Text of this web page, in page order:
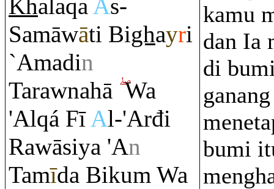
KhalaqaAs-
Samāwāti Bighayri
`Amadin
Tarawnahā Wa
'Alqá FīAl-'Arđi
Rawāsiya 'An
Tamīda Bikum Wa
kamu
dan Ia
di
bumi